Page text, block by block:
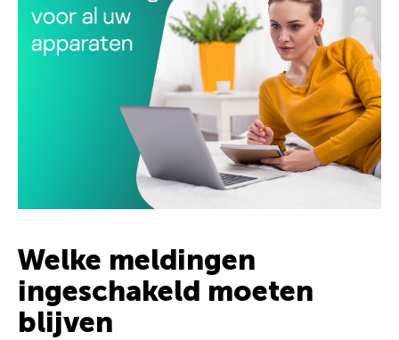
Welke meldingen
ingeschakeld moeten
blijven